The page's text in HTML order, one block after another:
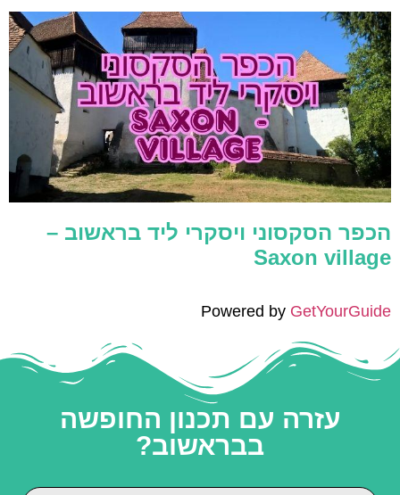
הכפר הסקסוני ויסקרי ליד בראשוב –
Saxon village
Powered by GetYourGuide
עזרה עם תכנון החופשה
בבראשוב?